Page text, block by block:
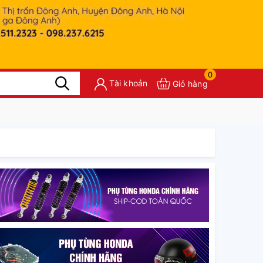
Tài khoản
0
Giỏ hàng